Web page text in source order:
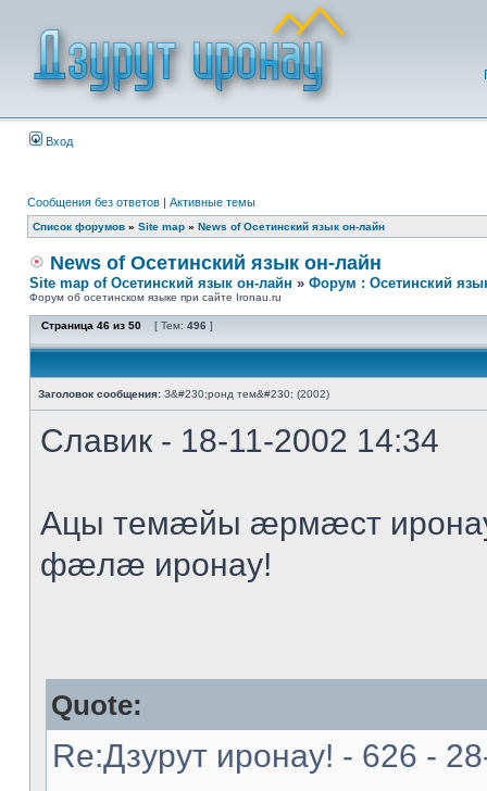
Вход
Сообщения без ответов | Активные темы
Список форумов » Site map » News of Осетинский язык он-лайн
News of Осетинский язык он-лайн
Site map of Осетинский язык он-лайн » Форум : Осетинский
Форум об осетинском языке при сайте Ironau.ru
Страница 46 из 50 [ Тем: 496 ]
Заголовок сообщения: З&#230;ронд тем&#230; (2002)
Славик - 18-11-2002 14:34
Ацы темæйы æрмæст
фæлæ иронау!
Quote:
Re:Дзурут иронау! - 626 -